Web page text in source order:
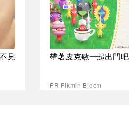
見 帶著皮克敏一起出門吧
PR Pikmin Bloom